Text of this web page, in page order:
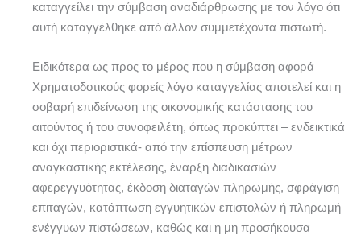
καταγγείλει την σύμβαση αναδιάρθρωσης με τον λόγο ότι
αυτή καταγγέλθηκε από άλλον συμμετέχοντα πιστωτή.
Ειδικότερα ως προς το μέρος που η σύμβαση αφορά
Χρηματοδοτικούς φορείς λόγο καταγγελίας αποτελεί και η
σοβαρή επιδείνωση της οικονομικής κατάστασης του
αιτούντος ή του συνοφειλέτη, όπως προκύπτει – ενδεικτικά
και όχι περιοριστικά- από την επίσπευση μέτρων
αναγκαστικής εκτέλεσης, έναρξη διαδικασιών
αφερεγγυότητας, έκδοση διαταγών πληρωμής, σφράγιση
επιταγών, κατάπτωση εγγυητικών επιστολών ή πληρωμή
ενέγγυων πιστώσεων, καθώς και η μη προσήκουσα